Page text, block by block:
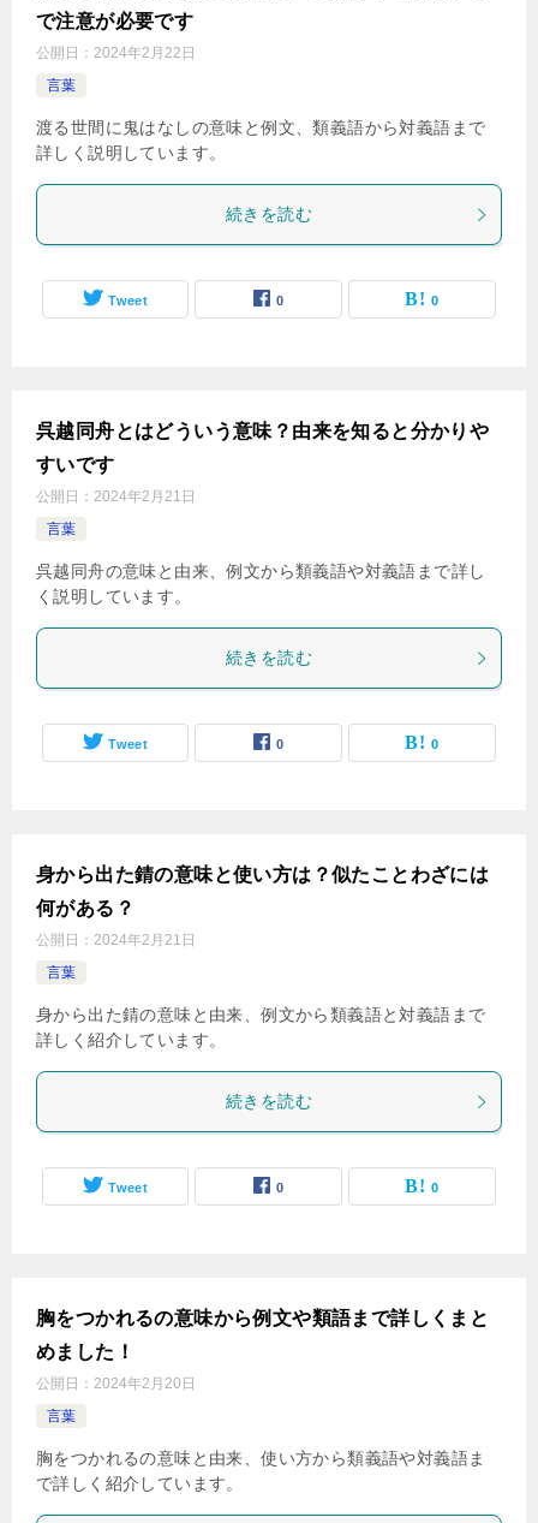
で注意が必要です
公開日： 2024年2月22日
言葉
渡る世間に鬼はなしの意味と例文、類義語から対義語まで
詳しく説明しています。
続きを読む
Tweet 0 0
呉越同舟とはどういう意味？由来を知ると分かりや
すいです
公開日： 2024年2月21日
言葉
呉越同舟の意味と由来、例文から類義語や対義語まで詳し
く説明しています。
続きを読む
Tweet 0 0
身から出た錆の意味と使い方は？似たことわざには
何がある？
公開日： 2024年2月21日
言葉
身から出た錆の意味と由来、例文から類義語と対義語まで
詳しく紹介しています。
続きを読む
Tweet 0 0
胸をつかれるの意味から例文や類語まで詳しくまと
めました！
公開日： 2024年2月20日
言葉
胸をつかれるの意味と由来、使い方から類義語や対義語ま
で詳しく紹介しています。